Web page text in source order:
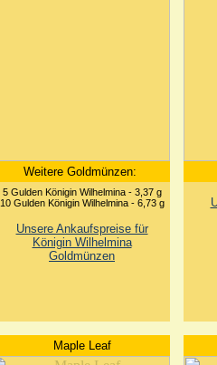
Weitere Goldmünzen:
5 Gulden Königin Wilhelmina - 3,37 g
10 Gulden Königin Wilhelmina - 6,73 g
Unsere Ankaufspreise für
Königin Wilhelmina
Goldmünzen
Maple Leaf